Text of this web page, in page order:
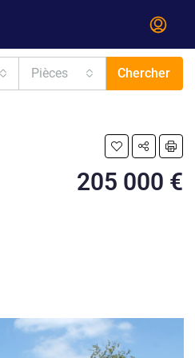
Pièces Chercher
205 000 €